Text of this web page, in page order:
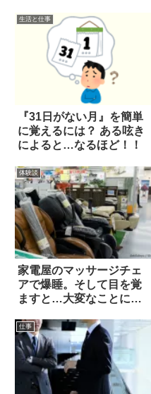
生活と仕事
『31日がない月』を簡単
に覚えるには？ ある呟き
によると…なるほど！！
体験談
家電屋のマッサージチェ
アで爆睡。そして目を覚
ますと…大変なことにな
仕事